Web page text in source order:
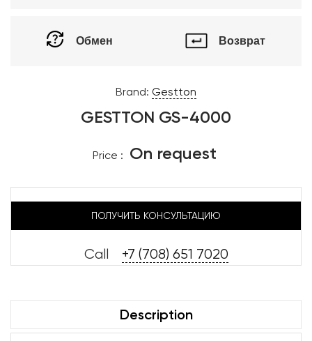
Обмен Возврат
Brand: Gestton
GESTTON GS-4000
Price : On request
ПОЛУЧИТЬ КОНСУЛЬТАЦИЮ
Call +7 (708) 651 7020
Description